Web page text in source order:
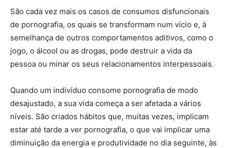
São cada vez mais os casos de consumos disfuncionais
de pornografia, os quais se transformam num vício e, à
semelhança de outros comportamentos aditivos, como o
jogo, o álcool ou as drogas, pode destruir a vida da
pessoa ou minar os seus relacionamentos interpessoais.
Quando um indivíduo consome pornografia de modo
desajustado, a sua vida começa a ser afetada a vários
níveis. São criados hábitos que, muitas vezes, implicam
estar até tarde a ver pornografia, o que vai implicar uma
diminuição da energia e produtividade no dia seguinte, às